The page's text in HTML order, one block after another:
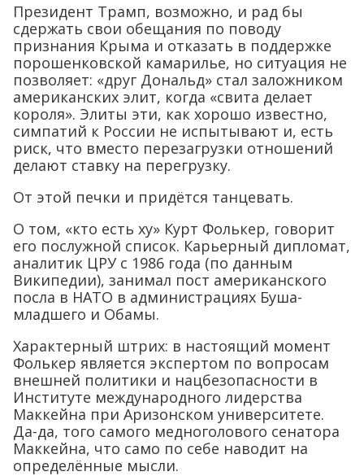
Президент Трамп, возможно, и рад бы
сдержать свои обещания по поводу
признания Крыма и отказать в поддержке
порошенковской камарилье, но ситуация не
позволяет: «друг Дональд» стал заложником
американских элит, когда «свита делает
короля». Элиты эти, как хорошо известно,
симпатий к России не испытывают и, есть
риск, что вместо перезагрузки отношений
делают ставку на перегрузку.
От этой печки и придётся танцевать.
О том, «кто есть ху» Курт Фолькер, говорит
его послужной список. Карьерный дипломат,
аналитик ЦРУ с 1986 года (по данным
Википедии), занимал пост американского
посла в НАТО в администрациях Буша-
младшего и Обамы.
Характерный штрих: в настоящий момент
Фолькер является экспертом по вопросам
внешней политики и нацбезопасности в
Институте международного лидерства
Маккейна при Аризонском университете.
Да-да, того самого медноголового сенатора
Маккейна, что само по себе наводит на
определённые мысли.